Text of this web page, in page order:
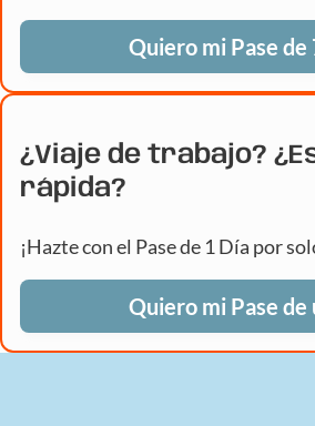
Quiero mi Pase de
¿Viaje de trabajo?
rápida?
¡Hazte con el Pase de 1 Día por
Quiero mi Pase de